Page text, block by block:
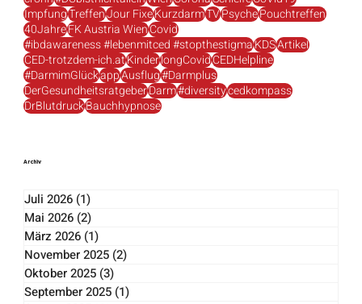
CEDIBD#CEDKompassoemccvmakeitvisiblecolitisStudien
crohn#DUbistnichtalleinWienCoronaSchleifeCoVid19
ImpfungTreffenJour FixeKurzdarmTVPsychePouchtreffen
40JahreFK Austria WienCovid
#ibdawareness #lebenmitced #stopthestigmaKDS
CED-trotzdem-ich.atKinderlongCovidCEDHelpline
#DarmimGlückappAusflug#Darmplus
DerGesundheitsratgeberDarm
Juli 2026 (1)1 Beitrag
Mai 2026(2)2 Beiträge
März 2026 (1)1 Beitrag
November 2025(2)
Oktober 2025(3) 3 Beiträge